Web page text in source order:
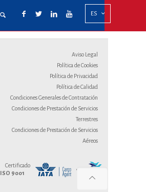
ES
Aviso Legal
Política de Cookies
Política de Privacidad
Política de Calidad
Condiciones Generales de Contratación
Condiciones de Prestación de Servicios
Terrestres
Condiciones de Prestación de Servicios
Aéreos
Certificado
ISO 9001